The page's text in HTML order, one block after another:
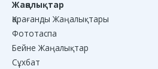
Жаңалықтар
Қарағанды Жаңалықтары
Фототаспа
Бейне Жаңалықтар
Сұхбат